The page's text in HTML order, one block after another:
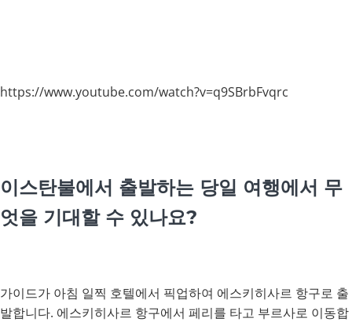
https://www.youtube.com/watch?v=q9SBrbFvqrc
이스탄불에서 출발하는 당일 여행에서 무
엇을 기대할 수 있나요?
가이드가 아침 일찍 호텔에서 픽업하여 에스키히사르 항구로 출
발합니다. 에스키히사르 항구에서 페리를 타고 부르사로 이동합